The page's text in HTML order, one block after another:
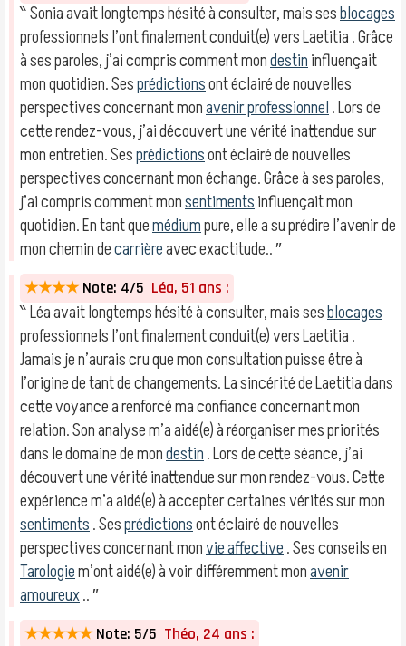
‶ Sonia avait longtemps hésité à consulter, mais sesblocages
professionnels l’ont finalement conduit(e) vers Laetitia . Grâce
à ses paroles, j’ai compris comment mondestininfluençait
mon quotidien. Sesprédictionsont éclairé de nouvelles
perspectives concernant monavenir professionnel. Lors de
cette rendez-vous, j’ai découvert une vérité inattendue sur
mon entretien. Sesprédictionsont éclairé de nouvelles
perspectives concernant mon échange. Grâce à ses paroles,
j’ai compris comment monsentimentsinfluençait mon
quotidien. En tant quemédiumpure, elle a su prédire l’avenir de
mon chemin decarrièreavec exactitude.. ″
★★★★ Note: 4/5 Léa, 51 ans :
‶ Léa avait longtemps hésité à consulter, mais sesblocages
professionnels l’ont finalement conduit(e) vers Laetitia .
Jamais je n’aurais cru que mon consultation puisse être à
l’origine de tant de changements. La sincérité de Laetitia dans
cette voyance a renforcé ma confiance concernant mon
relation. Son analyse m’a aidé(e) à réorganiser mes priorités
dans le domaine de mondestin. Lors de cette séance, j’ai
découvert une vérité inattendue sur mon rendez-vous. Cette
expérience m’a aidé(e) à accepter certaines vérités sur mon
sentiments. Sesprédictionsont éclairé de nouvelles
perspectives concernant monvie affective. Ses conseils en
Tarologiem’ont aidé(e) à voir différemment monavenir
amoureux.. ″
★★★★★ Note: 5/5 Théo, 24 ans :